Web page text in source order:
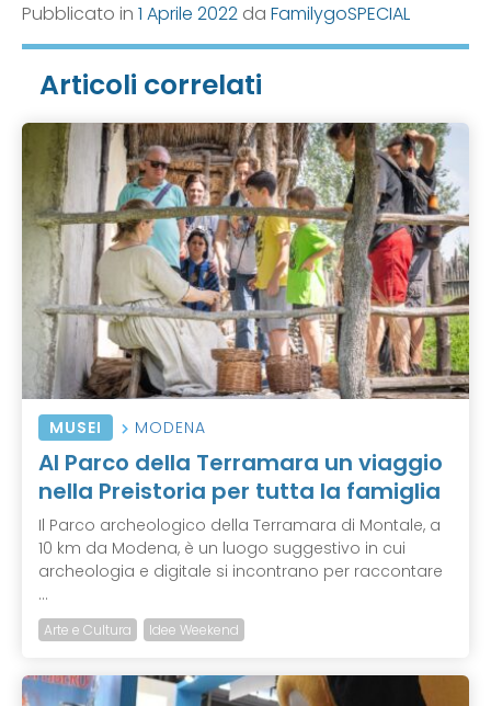
Pubblicato in 1 Aprile 2022 da FamilygoSPECIAL
Articoli correlati
MUSEI MODENA
Al Parco della Terramara un viaggio
nella Preistoria per tutta la famiglia
Il Parco archeologico della Terramara di Montale, a
10 km da Modena, è un luogo suggestivo in cui
archeologia e digitale si incontrano per raccontare
...
Arte e Cultura Idee Weekend